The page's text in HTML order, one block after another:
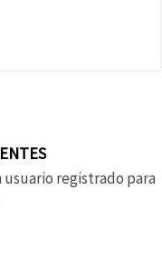
usuario registrado para